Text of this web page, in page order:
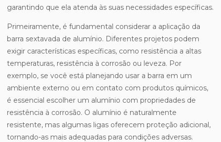
garantindo que ela atenda às suas necessidades específicas.
Primeiramente, é fundamental considerar a aplicação da
barra sextavada de alumínio. Diferentes projetos podem
exigir características específicas, como resistência a altas
temperaturas, resistência à corrosão ou leveza. Por
exemplo, se você está planejando usar a barra em um
ambiente externo ou em contato com produtos químicos,
é essencial escolher um alumínio com propriedades de
resistência à corrosão. O alumínio é naturalmente
resistente, mas algumas ligas oferecem proteção adicional,
tornando-as mais adequadas para condições adversas.